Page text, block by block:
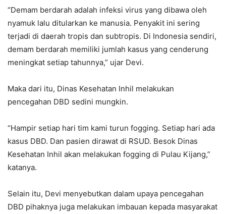
“Demam berdarah adalah infeksi virus yang dibawa oleh
nyamuk lalu ditularkan ke manusia. Penyakit ini sering
terjadi di daerah tropis dan subtropis. Di Indonesia sendiri,
demam berdarah memiliki jumlah kasus yang cenderung
meningkat setiap tahunnya,” ujar Devi.
Maka dari itu, Dinas Kesehatan Inhil melakukan
pencegahan DBD sedini mungkin.
“Hampir setiap hari tim kami turun fogging. Setiap hari ada
kasus DBD. Dan pasien dirawat di RSUD. Besok Dinas
Kesehatan Inhil akan melakukan fogging di Pulau Kijang,”
katanya.
Selain itu, Devi menyebutkan dalam upaya pencegahan
DBD pihaknya juga melakukan imbauan kepada masyarakat